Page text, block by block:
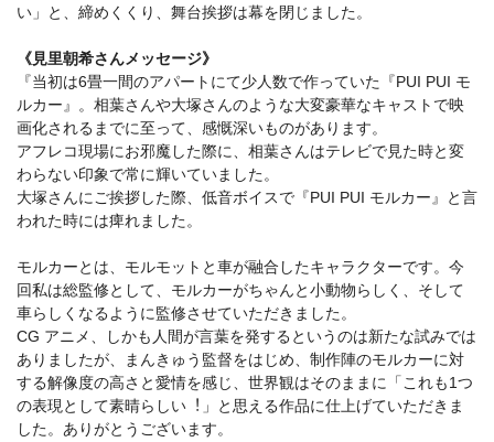
い」と、締めくくり、舞台挨拶は幕を閉じました。
《⾒⾥朝希さんメッセージ》
『当初は6畳⼀間のアパートにて少⼈数で作っていた『PUI PUI モ
ルカー』。相葉さんや⼤塚さんのような⼤変豪華なキャストで映
画化されるまでに⾄って、感慨深いものがあります。
アフレコ現場にお邪魔した際に、相葉さんはテレビで⾒た時と変
わらない印象で常に輝いていました。
⼤塚さんにご挨拶した際、低⾳ボイスで『PUI PUI モルカー』と⾔
われた時には痺れました。
モルカーとは、モルモットと⾞が融合したキャラクターです。今
回私は総監修として、モルカーがちゃんと⼩動物らしく、そして
⾞らしくなるように監修させていただきました。
CG アニメ、しかも⼈間が⾔葉を発するというのは新たな試みでは
ありましたが、まんきゅう監督をはじめ、制作陣のモルカーに対
する解像度の⾼さと愛情を感じ、世界観はそのままに「これも1つ
の表現として素晴らしい︕」と思える作品に仕上げていただきま
した。ありがとうございます。